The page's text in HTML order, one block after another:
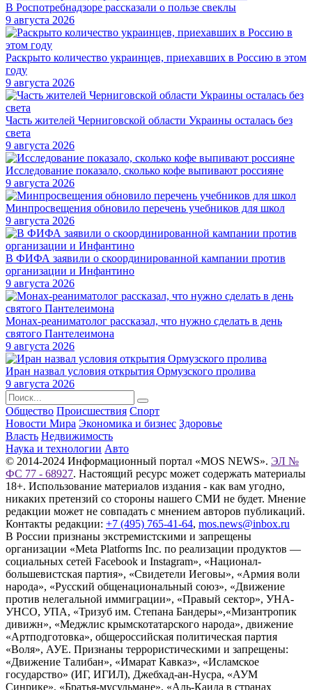
В Роспотребнадзоре рассказали о пользе свеклы
9 августа 2026
Раскрыто количество украинцев, приехавших в Россию в этом
году
9 августа 2026
Часть жителей Черниговской области Украины осталась без
света
9 августа 2026
Исследование показало, сколько кофе выпивают россияне
9 августа 2026
Минпросвещения обновило перечень учебников для школ
9 августа 2026
В ФИФА заявили о скоординированной кампании против
организации и Инфантино
9 августа 2026
Монах-реаниматолог рассказал, что нужно сделать в день
святого Пантелеимона
9 августа 2026
Иран назвал условия открытия Ормузского пролива
9 августа 2026
Общество Происшествия Спорт
Новости Мира Экономика и бизнес Здоровье
Власть Недвижимость
Наука и технологии Авто
© 2014-2024 Информационный портал «MOS NEWS». ЭЛ №
ФС 77 - 68927. Настоящий ресурс может содержать материалы
18+. Использование материалов издания - как вам угодно,
никаких претензий со стороны нашего СМИ не будет. Мнение
редакции может не совпадать с мнением авторов публикаций.
Контакты редакции: +7 (495) 765-41-64, mos.news@inbox.ru
В России признаны экстремистскими и запрещены
организации «Meta Platforms Inc. по реализации продуктов —
социальных сетей Facebook и Instagram», «Национал-
большевистская партия», «Свидетели Иеговы», «Армия воли
народа», «Русский общенациональный союз», «Движение
против нелегальной иммиграции», «Правый сектор», УНА-
УНСО, УПА, «Тризуб им. Степана Бандеры»,«Мизантропик
дивижн», «Меджлис крымскотатарского народа», движение
«Артподготовка», общероссийская политическая партия
«Воля», АУЕ. Признаны террористическими и запрещены:
«Движение Талибан», «Имарат Кавказ», «Исламское
государство» (ИГ, ИГИЛ), Джебхад-ан-Нусра, «АУМ
Синрике», «Братья-мусульмане», «Аль-Каида в странах